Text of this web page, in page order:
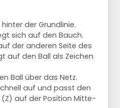
der Grundlinie.
sich auf den Bauch.
der anderen Seite des
auf den Ball als Zeichen
Ball über das Netz.
auf und passt den
(Z) auf der Position Mitte-